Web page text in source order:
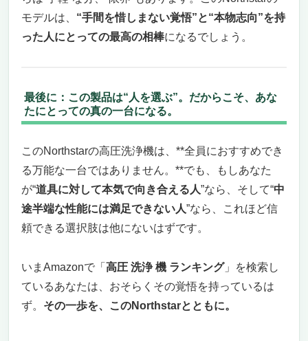
モデルは、 “手間を惜しまない覚悟”と“本物志向”を持
った人にとっての最高の相棒になるでしょう。
最後に：この製品は“人を選ぶ”。だからこそ、あな
たにとっての真の一台になる。
このNorthstarの高圧洗浄機は、**全員におすすめでき
る万能な一台ではありません。**でも、もしあなた
が“道具に対して本気で向き合える人”なら、そして“中
途半端な性能には満足できない人”なら、これほど信
頼できる選択肢は他にないはずです。
いまAmazonで「 高圧 洗浄 機 ランキング」を検索し
ているあなたは、おそらくその覚悟を持っているは
ず。 その一歩を、このNorthstarとともに。